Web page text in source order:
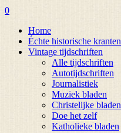
0
Home
Échte historische kranten
Vintage tijdschriften
Alle tijdschriften
Autotijdschriften
Journalistiek
Muziek bladen
Christelijke bladen
Doe het zelf
Katholieke bladen